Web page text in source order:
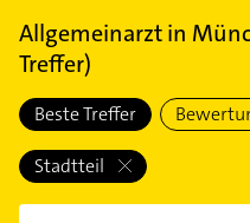
Allgemeinarztin
Treffer)
Beste Treffer
Stadtteil